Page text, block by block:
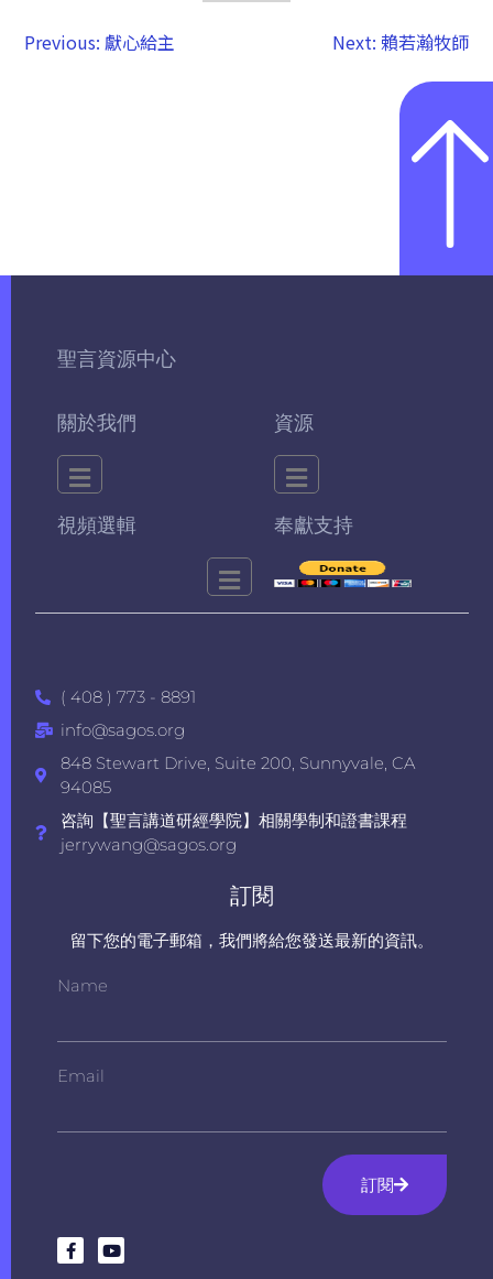
Previous: 獻心給主 Next: 賴若瀚牧師
聖言資源中心
關於我們 資源
視頻選輯 奉獻支持
( 408 ) 773 - 8891
info@sagos.org
848 Stewart Drive, Suite 200, Sunnyvale, CA
94085
咨詢【聖言講道研經學院】相關學制和證書課程
jerrywang@sagos.org
訂閱
留下您的電子郵箱，我們將給您發送最新的資訊。
Name
Email
訂閱